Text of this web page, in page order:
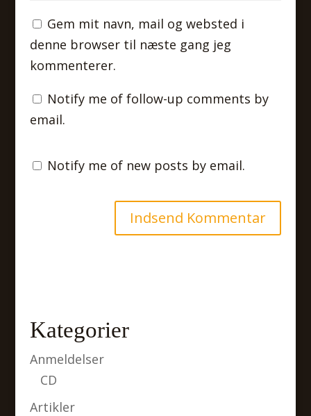
Gem mit navn, mail og websted i
denne browser til næste gang jeg
kommenterer.
Notify me of follow-up comments by
email.
Notify me of new posts by email.
Kategorier
Anmeldelser
CD
Artikler